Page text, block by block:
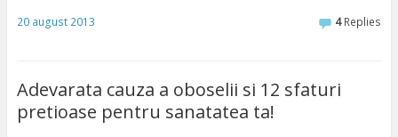
20 august 2013 4Replies
Adevarata cauza a oboselii si 12 sfaturi
pretioase pentru sanatatea ta!